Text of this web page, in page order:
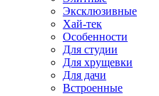
Эксклюзивные
Хай-тек
Особенности
Для студии
Для хрущевки
Для дачи
Встроенные